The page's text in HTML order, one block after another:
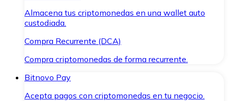
Almacena tus criptomonedas en una wallet auto
custodiada.
Compra Recurrente (DCA)
Compra criptomonedas de forma recurrente.
Bitnovo Pay
Acepta pagos con criptomonedas en tu negocio.